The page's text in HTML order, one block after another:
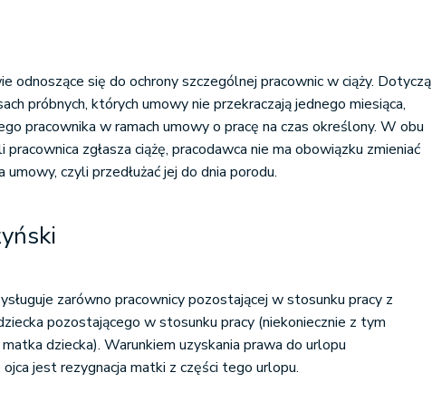
odnoszące się do ochrony szczególnej pracownic w ciąży. Dotyczą
próbnych, których umowy nie przekraczają jednego miesiąca,
pracownika w ramach umowy o pracę na czas określony. W obu
pracownica zgłasza ciążę, pracodawca nie ma obowiązku zmieniać
czyli przedłużać jej do dnia porodu.
zarówno pracownicy pozostającej w stosunku pracy z
pozostającego w stosunku pracy (niekoniecznie z tym
dziecka). Warunkiem uzyskania prawa do urlopu
jest rezygnacja matki z części tego urlopu.